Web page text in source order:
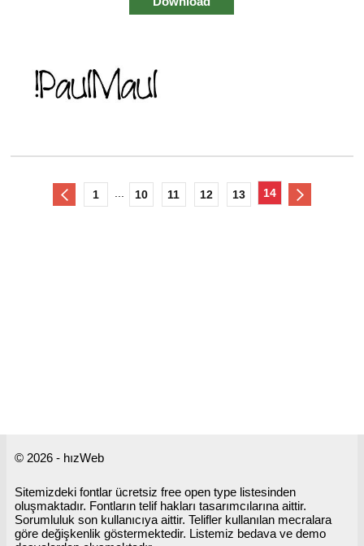
1 10 11 12 13 14
© 2026 - hızWeb
Sitemizdeki fontlar ücretsiz free open type listesinden
oluşmaktadır. Fontların telif hakları tasarımcılarına aittir.
Sorumluluk son kullanıcıya aittir. Telifler kullanılan mecralara
göre değişkenlik göstermektedir. Listemiz bedava ve demo